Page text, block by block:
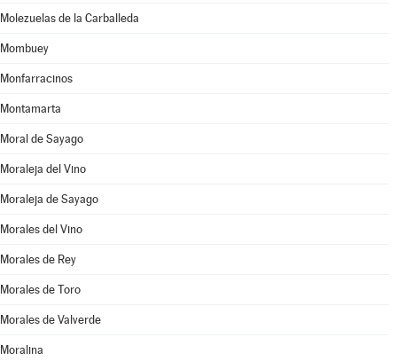
Molezuelas de la Carballeda
Mombuey
Monfarracinos
Montamarta
Moral de Sayago
Moraleja del Vino
Moraleja de Sayago
Morales del Vino
Morales de Rey
Morales de Toro
Morales de Valverde
Moralina